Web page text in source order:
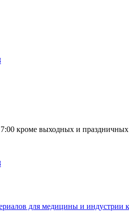
кроме выходных и